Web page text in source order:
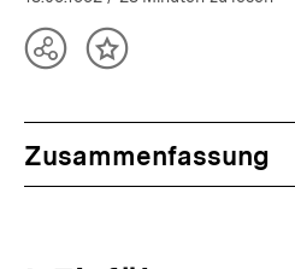
TeilenInhalt
Zusammenfassung